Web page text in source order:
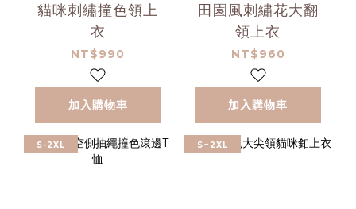
貓咪刺繡撞色領上
衣
NT$990
加入購物車
田園風刺繡花大翻
領上衣
NT$960
加入購物車
S-2XL S~2XL